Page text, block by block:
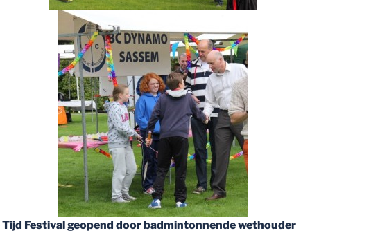
Tijd Festival geopend door badmintonnende wethouder